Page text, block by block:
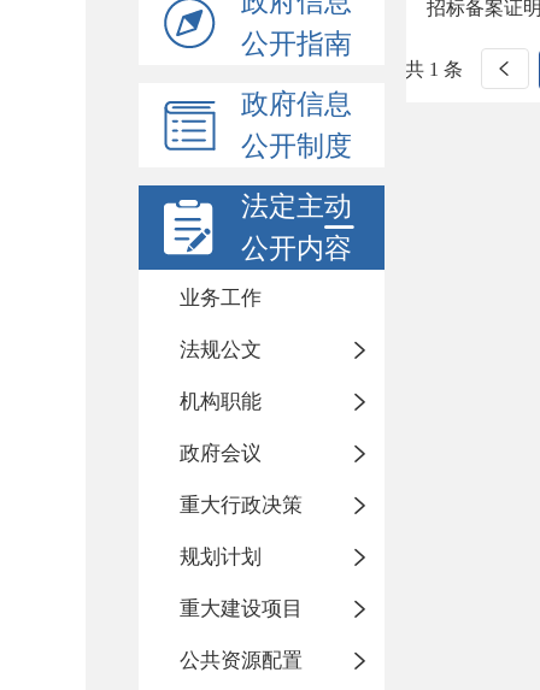
公开指南
政府信息
公开制度
法定主动
公开内容
业务工作
法规公文
机构职能
政府会议
重大行政决策
规划计划
重大建设项目
公共资源配置
招标备案证
共 1 条